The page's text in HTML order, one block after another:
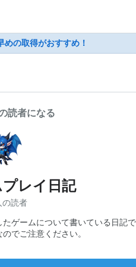
めの取得がおすすめ！
読者になる
レイ日記
の読者
ゲームについて書いている日記
でご注意ください。